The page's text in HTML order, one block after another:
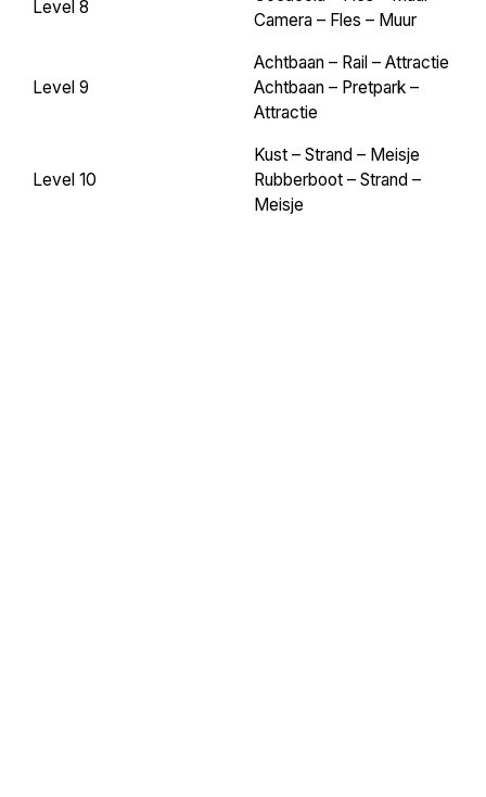
Level 8
Camera – Fles – Muur
Level 9
Achtbaan – Rail – Attractie
Achtbaan – Pretpark –
Attractie
Level 10
Kust – Strand – Meisje
Rubberboot – Strand –
Meisje